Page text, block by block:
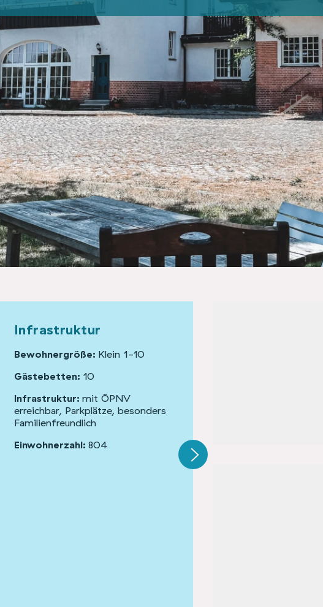
Infrastruktur
Bewohnergröße: Klein 1-10
Gästebetten: 10
Infrastruktur: mit ÖPNV
erreichbar, Parkplätze, besonders
Familienfreundlich
Einwohnerzahl: 804